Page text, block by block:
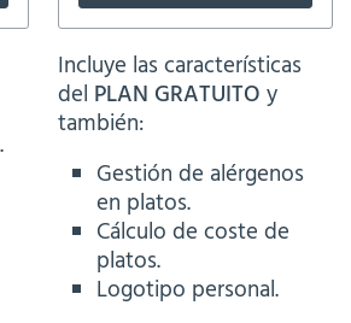
Incluye las características
del PLAN GRATUITO y
también:
Gestión de alérgenos
en platos.
Cálculo de coste de
platos.
Logotipo personal.